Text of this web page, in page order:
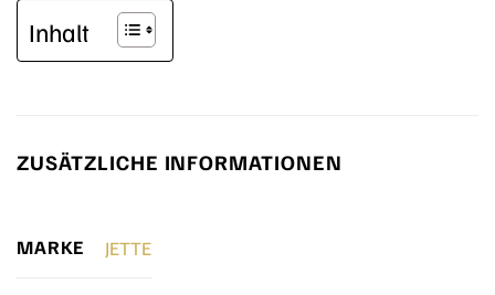
Inhalt
ZUSÄTZLICHE INFORMATIONEN
MARKE JETTE